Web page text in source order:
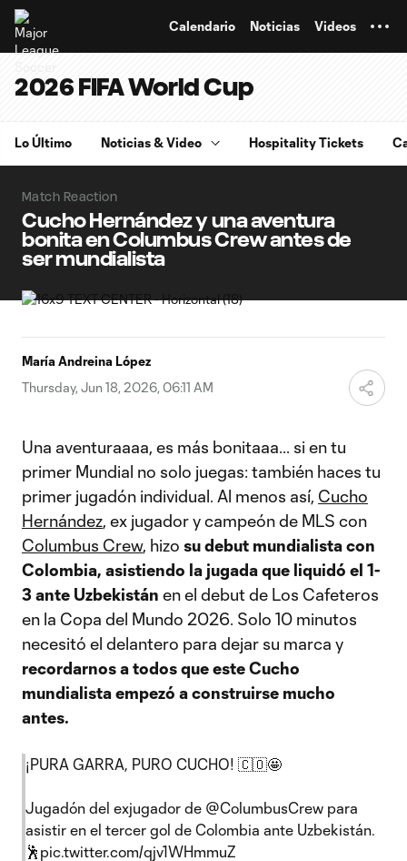
Calendario Noticias Videos
2026 FIFA World Cup
Lo Último Noticias & Video Hospitality Tickets
Match Reaction
Cucho Hernández y una aventura
bonita en Columbus Crew antes de
ser mundialista
María Andreina López
Thursday, Jun 18, 2026, 06:11 AM
Una aventuraaaa, es más bonitaaa... si en tu
primer Mundial no solo juegas: también haces tu
primer jugadón individual. Al menos así, Cucho
Hernández, ex jugador y campeón de MLS con
Columbus Crew, hizo su debut mundialista con
Colombia, asistiendo la jugada que liquidó el 1-
3 ante Uzbekistán en el debut de Los Cafeteros
en la Copa del Mundo 2026. Solo 10 minutos
necesitó el delantero para dejar su marca y
recordarnos a todos que este Cucho
mundialista empezó a construirse mucho
antes.
¡PURA GARRA, PURO CUCHO! 🇨🇴🤩
Jugadón del exjugador de @ColumbusCrew para
asistir en el tercer gol de Colombia ante Uzbekistán.
🕺 pic.twitter.com/qjv1WHmmuZ